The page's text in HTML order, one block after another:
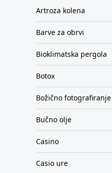
Artroza kolena
Barve za obrvi
Bioklimatska pergola
Botox
Božično fotografiranje
Bučno olje
Casino
Casio ure